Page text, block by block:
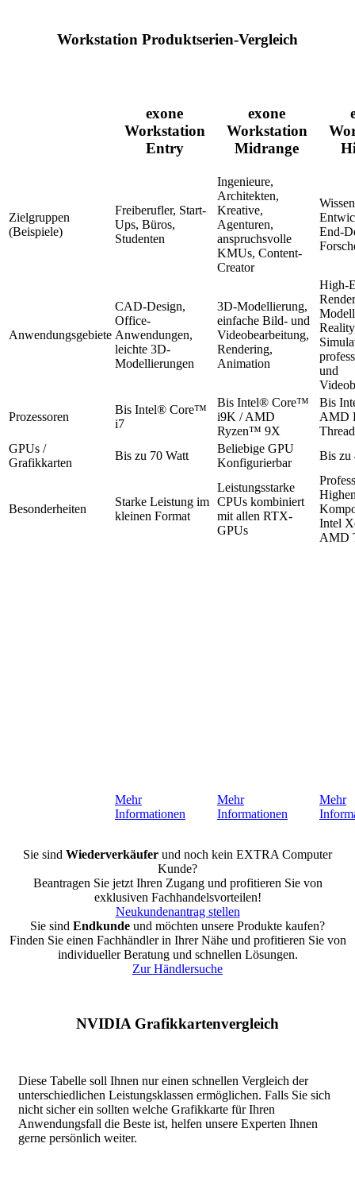
Workstation Produktserien-Vergleich
exone
Workstation
Entry
exone
Workstation
Midrange
Zielgruppen
(Beispiele)
Freiberufler, Start-
Ups, Büros,
Studenten
Ingenieure,
Architekten,
Kreative,
Agenturen,
anspruchsvolle
KMUs, Content-
Creator
End-
Anwendungsgebiete
CAD-Design,
Office-
Anwendungen,
leichte 3D-
Modellierungen
3D-Modellierung,
einfache Bild- und
Videobearbeitung,
Rendering,
Animation
High-
und
Prozessoren
Bis Intel® Core™
i7
Bis Intel® Core™
i9K / AMD
Ryzen™ 9X
Bis
AMD
GPUs /
Grafikkarten
Bis zu 70 Watt
Beliebige GPU
Konfigurierbar
Bis zu
Besonderheiten
Starke Leistung im
kleinen Format
Leistungsstarke
CPUs kombiniert
mit allen RTX-
GPUs
Intel
AMD
Mehr
Informationen
Mehr
Informationen
Mehr
Sie sind Wiederverkäufer und noch kein EXTRA Computer
Kunde?
Beantragen Sie jetzt Ihren Zugang und profitieren Sie von
exklusiven Fachhandelsvorteilen!
Neukundenantrag stellen
Sie sind Endkunde und möchten unsere Produkte kaufen?
Finden Sie einen Fachhändler in Ihrer Nähe und profitieren Sie von
individueller Beratung und schnellen Lösungen.
Zur Händlersuche
NVIDIA Grafikkartenvergleich
Diese Tabelle soll Ihnen nur einen schnellen Vergleich der
unterschiedlichen Leistungsklassen ermöglichen. Falls Sie sich
nicht sicher ein sollten welche Grafikkarte für Ihren
Anwendungsfall die Beste ist, helfen unsere Experten Ihnen
gerne persönlich weiter.